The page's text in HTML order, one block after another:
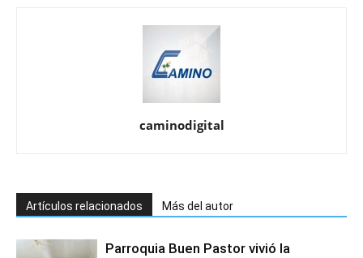
caminodigital
Artículos relacionados Más del autor
Parroquia Buen Pastor vivió la